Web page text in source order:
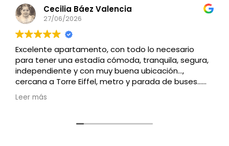
Cecilia Báez Valencia
27/06/2026
Excelente apartamento, con todo lo necesario
para tener una estadía cómoda, tranquila, segura,
independiente y con muy buena ubicación…,
cercana a Torre Eiffel, metro y parada de buses…
Recomendado
Leer más